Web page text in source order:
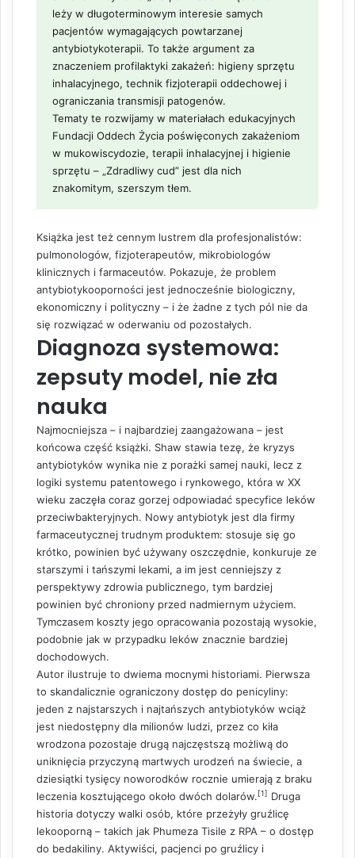
leży w długoterminowym interesie samych
pacjentów wymagających powtarzanej
antybiotykoterapii. To także argument za
znaczeniem profilaktyki zakażeń: higieny sprzętu
inhalacyjnego, technik fizjoterapii oddechowej i
ograniczania transmisji patogenów.
Tematy te rozwijamy w materiałach edukacyjnych
Fundacji Oddech Życia poświęconych zakażeniom
w mukowiscydozie, terapii inhalacyjnej i higienie
sprzętu – „Zdradliwy cud” jest dla nich
znakomitym, szerszym tłem.
Książka jest też cennym lustrem dla profesjonalistów:
pulmonologów, fizjoterapeutów, mikrobiologów
klinicznych i farmaceutów. Pokazuje, że problem
antybiotykooporności jest jednocześnie biologiczny,
ekonomiczny i polityczny – i że żadne z tych pól nie da
się rozwiązać w oderwaniu od pozostałych.
Diagnoza systemowa:
zepsuty model, nie zła
nauka
Najmocniejsza – i najbardziej zaangażowana – jest
końcowa część książki. Shaw stawia tezę, że kryzys
antybiotyków wynika nie z porażki samej nauki, lecz z
logiki systemu patentowego i rynkowego, która w XX
wieku zaczęła coraz gorzej odpowiadać specyfice leków
przeciwbakteryjnych. Nowy antybiotyk jest dla firmy
farmaceutycznej trudnym produktem: stosuje się go
krótko, powinien być używany oszczędnie, konkuruje ze
starszymi i tańszymi lekami, a im jest cenniejszy z
perspektywy zdrowia publicznego, tym bardziej
powinien być chroniony przed nadmiernym użyciem.
Tymczasem koszty jego opracowania pozostają wysokie,
podobnie jak w przypadku leków znacznie bardziej
dochodowych.
Autor ilustruje to dwiema mocnymi historiami. Pierwsza
to skandalicznie ograniczony dostęp do penicyliny:
jeden z najstarszych i najtańszych antybiotyków wciąż
jest niedostępny dla milionów ludzi, przez co kiła
wrodzona pozostaje drugą najczęstszą możliwą do
uniknięcia przyczyną martwych urodzeń na świecie, a
dziesiątki tysięcy noworodków rocznie umierają z braku
leczenia kosztującego około dwóch dolarów. [1]
Druga
historia dotyczy walki osób, które przeżyły gruźlicę
lekooporną – takich jak Phumeza Tisile z RPA – o dostęp
do bedakiliny. Aktywiści, pacjenci po gruźlicy i